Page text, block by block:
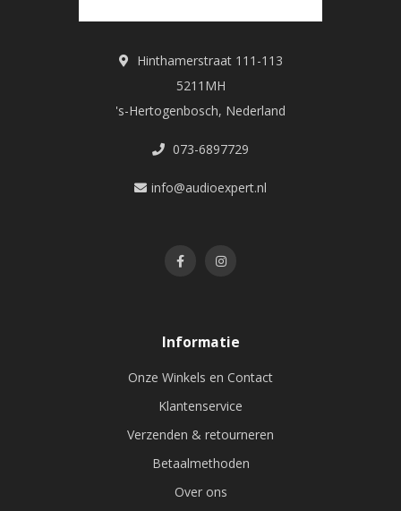
Hinthamerstraat 111-113
5211MH
's-Hertogenbosch, Nederland
073-6897729
info@audioexpert.nl
Informatie
Onze Winkels en Contact
Klantenservice
Verzenden & retourneren
Betaalmethoden
Over ons